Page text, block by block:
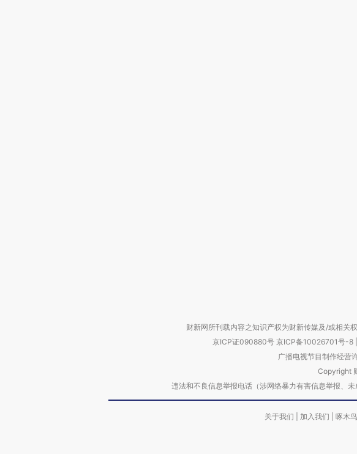
财新网所刊载内容之知识产权为财新传媒及/或相关
京ICP证090880号 京ICP备10026701号-8
广播电视节目制作经营
Copyright
违法和不良信息举报电话（涉网络暴力有害信息举报
关于我们 加入我们 啄木